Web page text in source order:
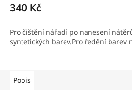
340 Kč
Pro čištění nářadí po nanesení
syntetických barev.Pro ředění barev
Popis